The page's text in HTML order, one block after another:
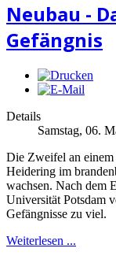
Neubau -
Gefängnis
Details
Samstag, 06.
Die Zweifel an einem
Heidering im
wachsen. Nach dem
Universität Potsdam
Gefängnisse zu viel.
Weiterlesen ...